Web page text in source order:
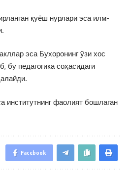
қуёш нурлари эса илм-
эса Бухоронинг ўзи хос
бу педагогика соҳасидаги
институтнинг фаолият бошлаган
Facebook